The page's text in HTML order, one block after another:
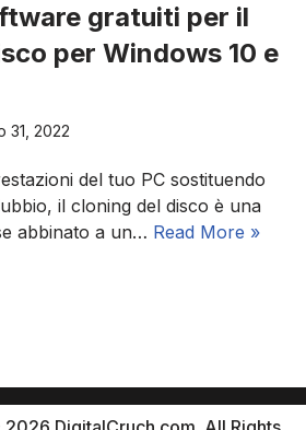
gratuiti per il
per Windows 10 e
31, 2022
del tuo PC sostituendo
il cloning del disco è una
abbinato a un… Read More »